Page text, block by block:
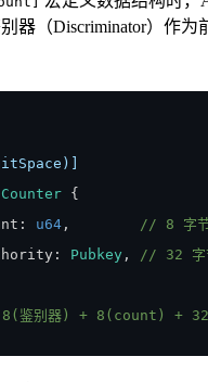
器（Discriminator）作为
Counter {
: u64 ,
// 8 字
: Pubkey ,
// 32 字
8(鉴别器) + 8(count) +